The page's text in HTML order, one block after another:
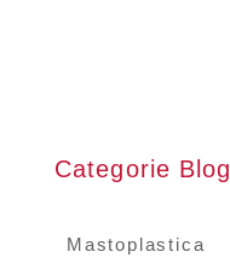
Categorie Blog
Mastoplastica